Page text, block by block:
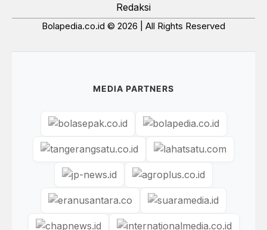
Redaksi
Bolapedia.co.id © 2026 | All Rights Reserved
MEDIA PARTNERS